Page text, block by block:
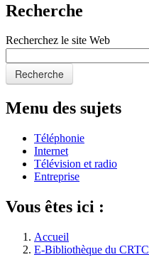
Recherche
Recherchez le site Web
Recherche
Menu des sujets
Téléphonie
Internet
Télévision et radio
Entreprise
Vous êtes ici :
Accueil
E-Bibliothèque du CRTC